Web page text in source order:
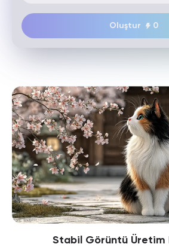
Oluştur 0
Stabil Görüntü Üretim